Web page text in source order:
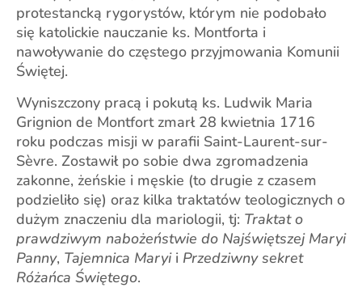
protestancką rygorystów, którym nie podobało
się katolickie nauczanie ks. Montforta i
nawoływanie do częstego przyjmowania Komunii
Świętej.
Wyniszczony pracą i pokutą ks. Ludwik Maria
Grignion de Montfort zmarł 28 kwietnia 1716
roku podczas misji w parafii Saint-Laurent-sur-
Sèvre. Zostawił po sobie dwa zgromadzenia
zakonne, żeńskie i męskie (to drugie z czasem
podzieliło się) oraz kilka traktatów teologicznych o
dużym znaczeniu dla mariologii, tj: Traktat o
prawdziwym nabożeństwie do Najświętszej Maryi
Panny, Tajemnica Maryii Przedziwny sekret
Różańca Świętego.